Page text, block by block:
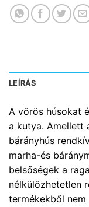
LEÍRÁS
A vörös húsokat
a kutya. Amellett
bárányhús
marha-és
belsőségek a
nélkülözhetetlen
termékekből